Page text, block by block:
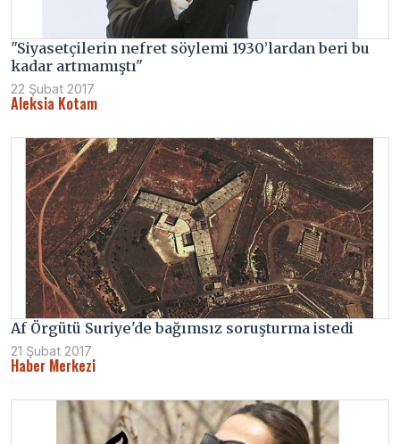
"Siyasetçilerin nefret söylemi 1930’lardan beri bu
kadar artmamıştı"
22 Şubat 2017
Aleksia Kotam
Af Örgütü Suriye'de bağımsız soruşturma istedi
21 Şubat 2017
Haber Merkezi